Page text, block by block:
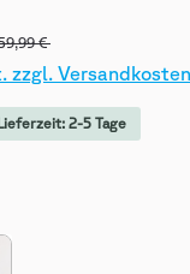
€
zzgl. Versandkosten
2-5 Tage